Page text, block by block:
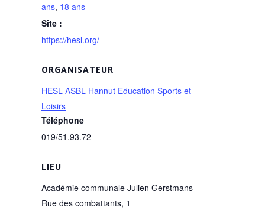
ans, 18 ans
Site :
https://hesl.org/
LIEU
Académie communale Julien Gerstmans
Rue des combattants, 1
ORGANISATEUR
HESL ASBL Hannut Education Sports et
Loisirs
Téléphone
019/51.93.72